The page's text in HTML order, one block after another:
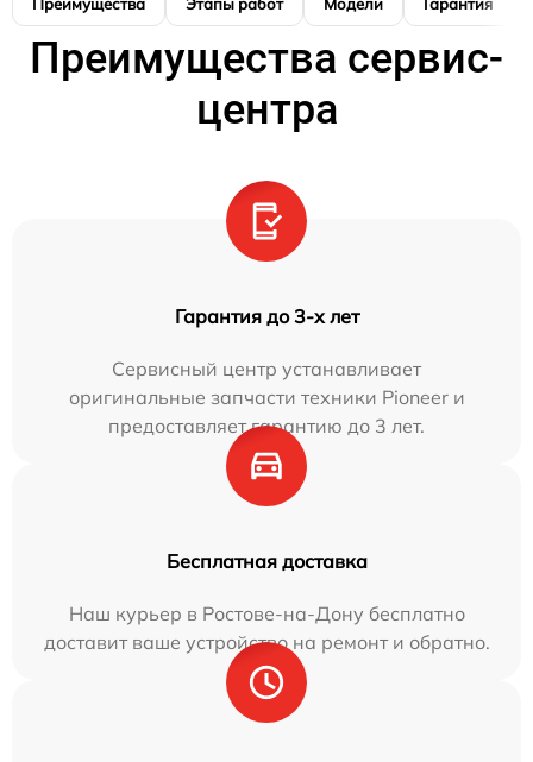
Преимущества сервис-
центра
Гарантия до 3-х лет
Сервисный центр устанавливает
оригинальные запчасти техники Pioneer и
предоставляет гарантию до 3 лет.
Бесплатная доставка
Наш курьер в Ростове-на-Дону бесплатно
доставит ваше устройство на ремонт и обратно.